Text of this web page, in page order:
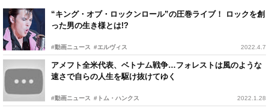
“キング・オブ・ロックンロール”の圧巻ライブ！ ロックを創
った男の生き様とは!?
#動画ニュース #エルヴィス 2022.4.7
アメフト全米代表、ベトナム戦争…フォレストは風のような
速さで自らの人生を駆け抜けてゆく
#動画ニュース #トム・ハンクス 2022.1.28